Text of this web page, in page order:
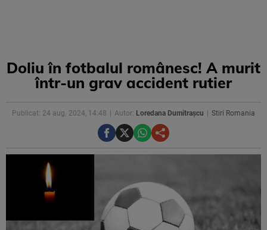
Doliu în fotbalul românesc! A murit
într-un grav accident rutier
Publicat: 24 aug. 2024, 14:48 Autor: Loredana Dumitrașcu Stiri Romania